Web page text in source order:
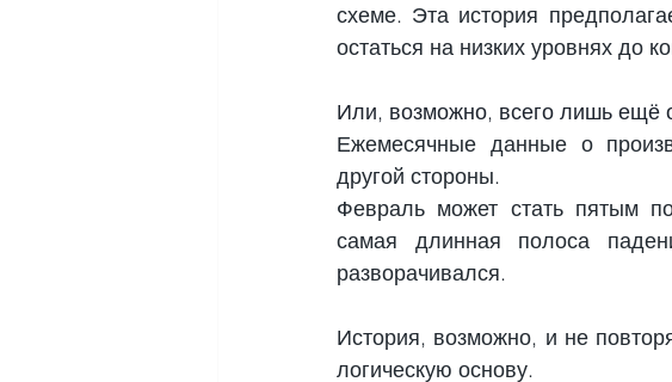
схеме. Эта история
остаться на низких уровнях до
Или, возможно, всего лишь ещё
Ежемесячные данные о
другой стороны.
Февраль может стать пятым
самая длинная полоса
разворачивался.
История, возможно, и не
логическую основу.